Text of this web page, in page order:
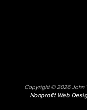
Copyright © 2026 John
Nonprofit Web